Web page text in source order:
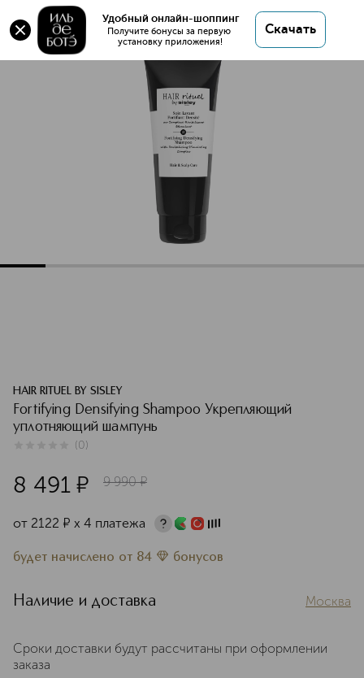
Удобный онлайн-шоппинг
Получите бонусы за первую
установку приложения!
Скачать
Fortifying Densifying Shampoo Укрепляющий
HAIR RITUEL BY SISLEY
Fortifying Densifying Shampoo Укрепляющий
уплотняющий шампунь
(0)
8 491 ¤ 9 990 ¤
от 2122 ¤ х 4 платежа
будет начислено от 84 бонусов
Наличие и доставка Москва
Сроки доставки будут рассчитаны при оформлении
заказа